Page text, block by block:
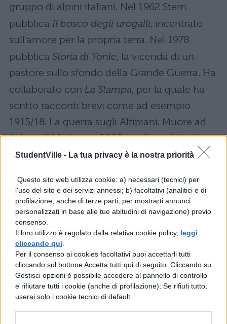
StudentVille - La tua privacy è la nostra priorità
Questo sito web utilizza cookie: a) necessari (tecnici) per
l'uso del sito e dei servizi annessi; b) facoltativi (analitici e di
profilazione, anche di terze parti, per mostrarti annunci
personalizzati in base alle tue abitudini di navigazione) previo
consenso.
Il loro utilizzo è regolato dalla relativa cookie policy, leggi
cliccando qui
Per il consenso ai cookies facoltativi puoi accettarli tutti
cliccando sul bottone Accetta tutti qui di seguito. Cliccando su
Gestisci opzioni è possibile accedere al pannello di controllo
e rifiutare tutti i cookie (anche di profilazione); Se rifiuti tutto,
userai solo i cookie tecnici di default.
gruppo di alpini italiani. Nel 1962 Stern
pubblica Il bosco degli urogalli, incentrato
sull’amore per la propria terra. Nel 1978
pubblica Storia di Tonle, la vicenda di un
pastore sullo sfondo della Grande Guerra. Ha
collaborato con La Stampa, per la quale ha
scritto racconti brevi come ad esempio
1915/18. La guerra sugli Altipiani. Muore ad
Asiago il 16 giugno 2008, ma la notizia viene
divulgata due giorni dopo, a funerali
Prima Prova 2019, traccia su
Stern
Mario Rigoni Stern offre diversi spunti per le
tracce di prima prova. Eccone alcuni:
Analisi del testosu Mario Rigoni
Stern: in questo caso è possibile che un
brano tratto da una sua opera venga